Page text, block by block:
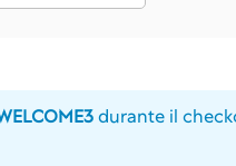
durante il